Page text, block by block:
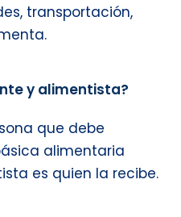
transportación,
y alimentista?
que debe
alimentaria
es quien la recibe.